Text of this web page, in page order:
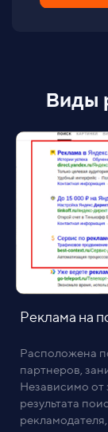
Виды
Реклама на
Расположена
партнеров,
Независимо от
результата